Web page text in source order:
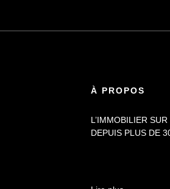
À PROPOS
L’IMMOBILIER
DEPUIS PLUS DE